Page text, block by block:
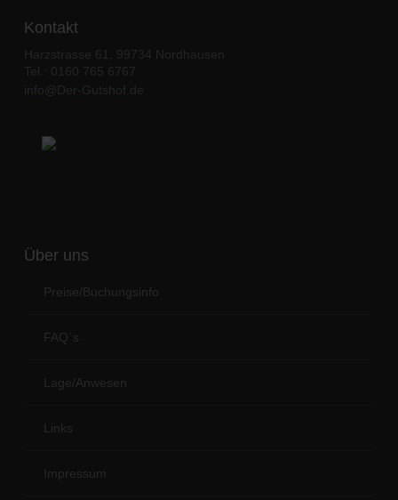
Kontakt
Harzstrasse 61, 99734 Nordhausen
Tel.: 0160 765 6767
info@Der-Gutshof.de
Über uns
Preise/Buchungsinfo
FAQ´s
Lage/Anwesen
Links
Impressum